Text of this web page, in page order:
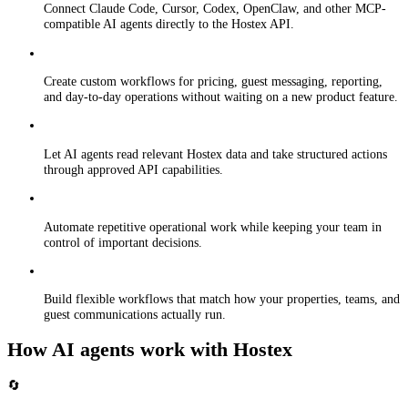
Connect Claude Code, Cursor, Codex, OpenClaw, and other MCP-
compatible AI agents directly to the Hostex API.
Create custom workflows for pricing, guest messaging, reporting,
and day-to-day operations without waiting on a new product feature.
Let AI agents read relevant Hostex data and take structured actions
through approved API capabilities.
Automate repetitive operational work while keeping your team in
control of important decisions.
Build flexible workflows that match how your properties, teams, and
guest communications actually run.
How AI agents work with Hostex
🔄